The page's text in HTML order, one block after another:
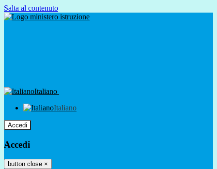
Salta al contenuto
Italiano
Italiano
Accedi
Accedi
button close ×